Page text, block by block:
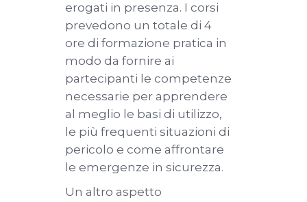
erogati in presenza. I corsi
prevedono un totale di 4
ore di formazione pratica in
modo da fornire ai
partecipanti le competenze
necessarie per apprendere
al meglio le basi di utilizzo,
le più frequenti situazioni di
pericolo e come affrontare
le emergenze in sicurezza.
Un altro aspetto